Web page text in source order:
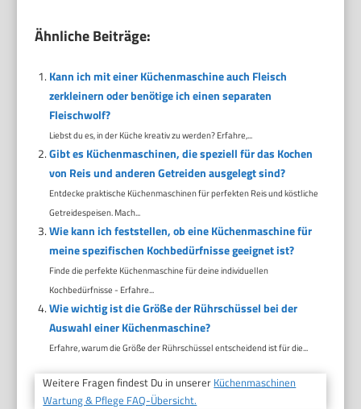
Ähnliche Beiträge:
Kann ich mit einer Küchenmaschine auch Fleisch
zerkleinern oder benötige ich einen separaten
Fleischwolf?
Liebst du es, in der Küche kreativ zu werden? Erfahre,...
Gibt es Küchenmaschinen, die speziell für das Kochen
von Reis und anderen Getreiden ausgelegt sind?
Entdecke praktische Küchenmaschinen für perfekten Reis und köstliche
Getreidespeisen. Mach...
Wie kann ich feststellen, ob eine Küchenmaschine für
meine spezifischen Kochbedürfnisse geeignet ist?
Finde die perfekte Küchenmaschine für deine individuellen
Kochbedürfnisse - Erfahre...
Wie wichtig ist die Größe der Rührschüssel bei der
Auswahl einer Küchenmaschine?
Erfahre, warum die Größe der Rührschüssel entscheidend ist für die...
Weitere Fragen findest Du in unserer Küchenmaschinen
Wartung & Pflege FAQ-Übersicht.